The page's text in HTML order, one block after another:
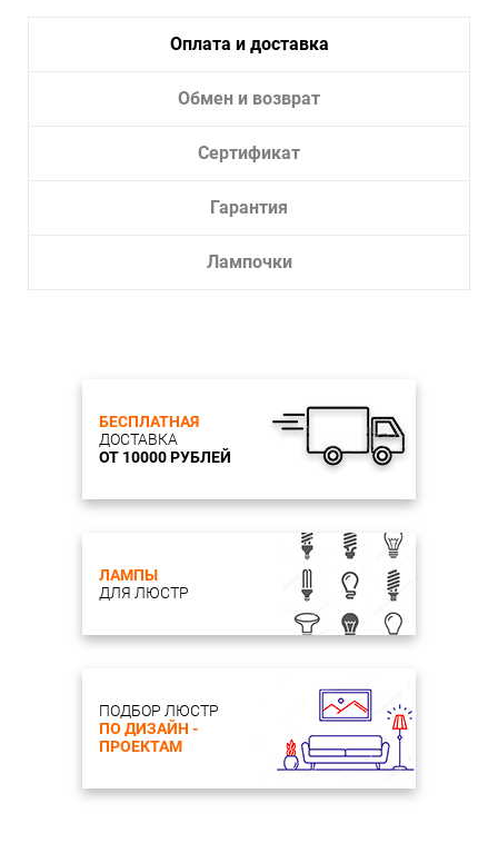
Оплата и доставка
Обмен и возврат
Сертификат
Гарантия
Лампочки
БЕСПЛАТНАЯ
ДОСТАВКА
ОТ 10000 РУБЛЕЙ
ЛАМПЫ
ДЛЯ ЛЮСТР
ПОДБОР ЛЮСТР
ПО ДИЗАЙН -
ПРОЕКТАМ